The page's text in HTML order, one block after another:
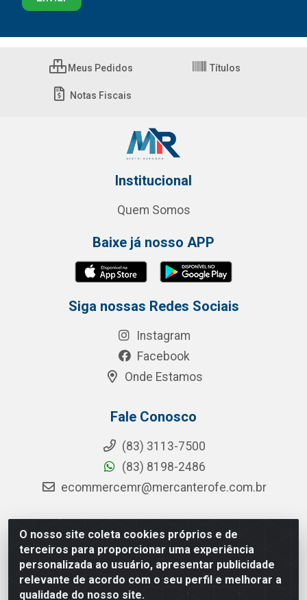
O nosso site coleta cookies próprios e de
terceiros para proporcionar uma experiência
personalizada ao usuário, apresentar publicidade
relevante de acordo com o seu perfil e melhorar a
qualidade do nosso site.
Meus Pedidos Títulos
Notas Fiscais
Institucional
Quem Somos
Baixe já nosso APP
Siga nossas Redes Sociais
Instagram
Facebook
Onde Estamos
Fale Conosco
(83) 3113-7500
(83) 8198-2486
ecommercemr@mercanterofe.com.br
MR Distribuidora - Rua Hortêncio Ribeiro de Luna, 3777 -
Distrito Industrial, João Pessoa/PB - CEP 58081-400 -
CNPJ 35.428.312/0001-85